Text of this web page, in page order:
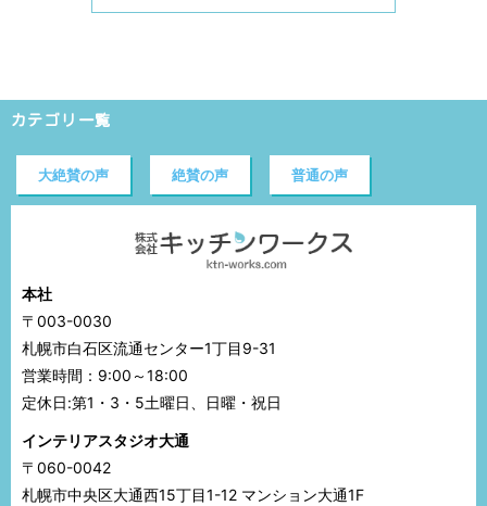
カテゴリ一覧
大絶賛の声 絶賛の声 普通の声
本社
〒003-0030
札幌市白石区流通センター1丁目9-31
営業時間：9:00～18:00
定休日:第1・3・5土曜日、日曜・祝日
インテリアスタジオ大通
〒060-0042
札幌市中央区大通西15丁目1-12 マンション大通1F